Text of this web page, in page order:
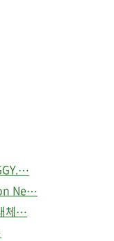
Ne⋯
체⋯